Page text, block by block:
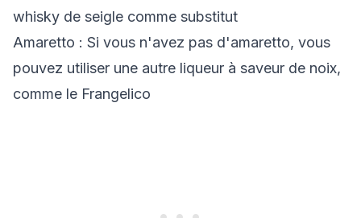
whisky de seigle comme substitut
Amaretto : Si vous n'avez pas d'amaretto, vous
pouvez utiliser une autre liqueur à saveur de noix,
comme le Frangelico